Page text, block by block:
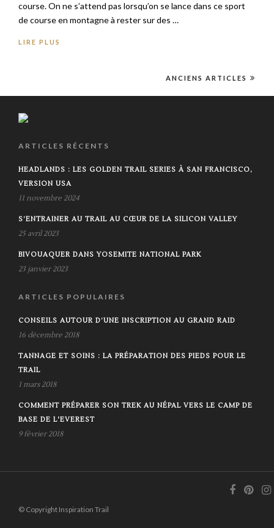
course. On ne s’attend pas lorsqu’on se lance dans ce sport
de course en montagne à rester sur des …
LIRE PLUS
ANCIENS ARTICLES
ARTICLES RÉCENTS
HEADLANDS : LES GOLDEN TRAIL SERIES À SAN FRANCISCO,
VERSION USA
11 novembre 2024
S’ENTRAINER AU TRAIL AU CŒUR DE LA SILICON VALLEY
25 avril 2023
BIVOUAQUER DANS YOSEMITE NATIONAL PARK
23 janvier 2023
ARTICLES POPULAIRES
CONSEILS AUTOUR D’UNE INSCRIPTION AU GRAND RAID
16 décembre 2018
TANNAGE ET SOINS : LA PRÉPARATION DES PIEDS POUR LE
TRAIL
1 mars 2018
COMMENT PRÉPARER SON TREK AU NÉPAL VERS LE CAMP DE
BASE DE L'EVEREST
9 février 2018
© Copyright Inspiration Trail